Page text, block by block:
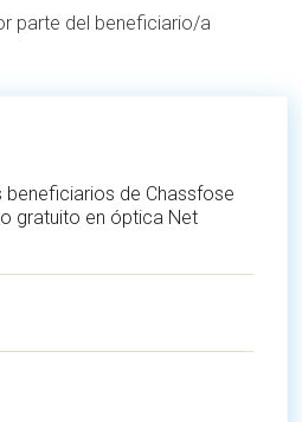
parte del beneficiario/a
de Chassfose
gratuito en óptica Net